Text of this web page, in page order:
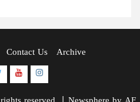
Contact Us Archive
YoutubeInstagram